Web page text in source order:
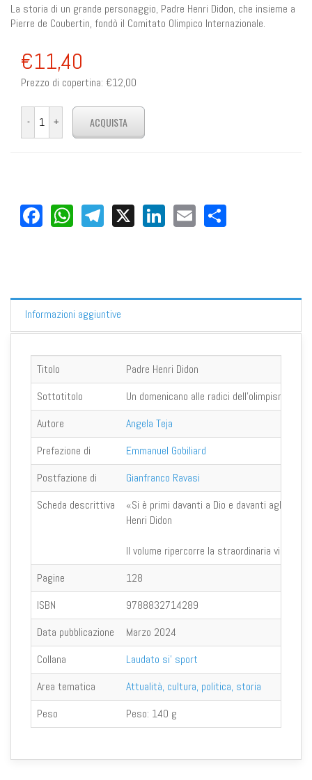
La storia di un grande personaggio, Padre Henri Didon, che insieme a
Pierre de Coubertin, fondò il Comitato Olimpico Internazionale.
€11,40
Prezzo di copertina: €12,00
Facebook
WhatsApp
Telegram
X LinkedIn
Email
Informazioni aggiuntive
Titolo
Padre Henri Didon
Sottotitolo
Un domenicano alle radici dell'olimpismo
Autore
Angela Teja
Prefazione di
Emmanuel Gobiliard
Postfazione di
Gianfranco Ravasi
Scheda descrittiva
«Si è primi davanti a Dio e davanti agli
Henri Didon
Il volume ripercorre la straordinaria
Pagine
128
ISBN
9788832714289
Data pubblicazione
Marzo 2024
Collana
Laudato si' sport
Area tematica
Attualità, cultura, politica, storia
Peso
Peso: 140 g